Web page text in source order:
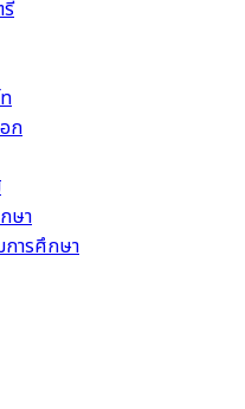
ก
ษา
การศึกษา